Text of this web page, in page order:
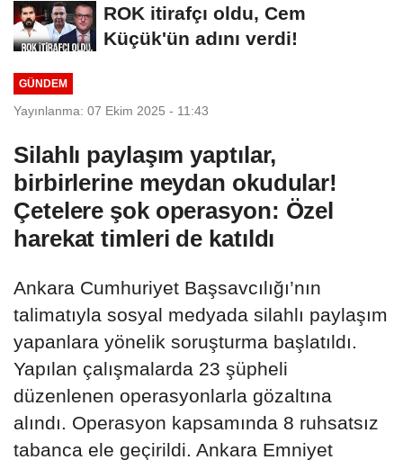
ROK itirafçı oldu, Cem
Küçük'ün adını verdi!
GÜNDEM
Yayınlanma: 07 Ekim 2025 - 11:43
Silahlı paylaşım yaptılar,
birbirlerine meydan okudular!
Çetelere şok operasyon: Özel
harekat timleri de katıldı
Ankara Cumhuriyet Başsavcılığı’nın
talimatıyla sosyal medyada silahlı paylaşım
yapanlara yönelik soruşturma başlatıldı.
Yapılan çalışmalarda 23 şüpheli
düzenlenen operasyonlarla gözaltına
alındı. Operasyon kapsamında 8 ruhsatsız
tabanca ele geçirildi. Ankara Emniyet